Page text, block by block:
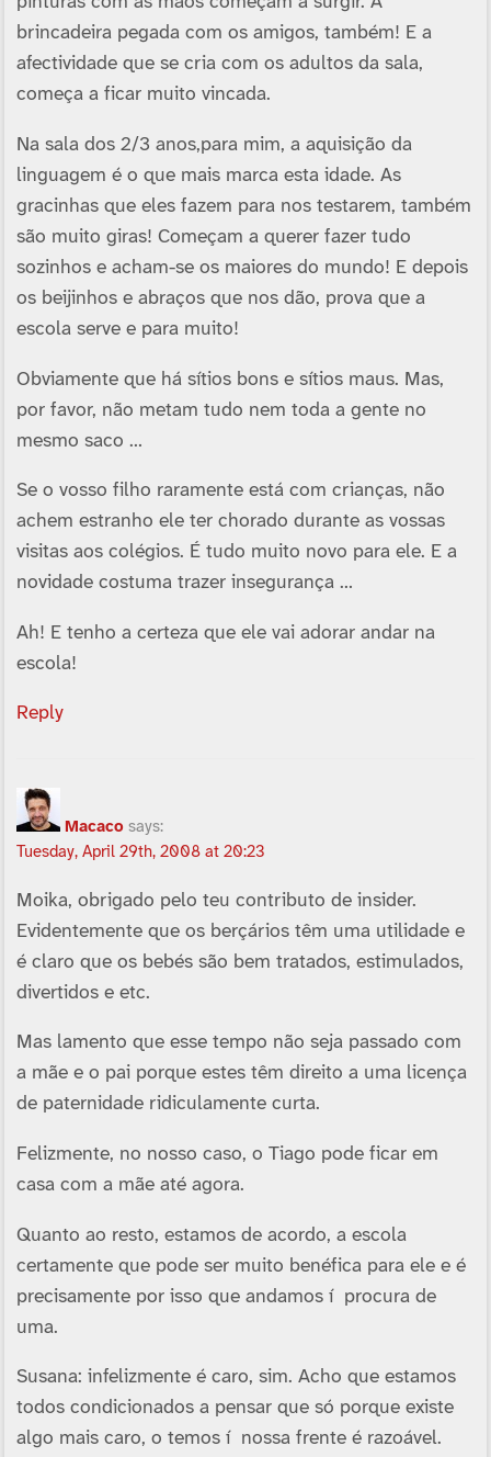
brincadeira pegada com os amigos, também! E a
afectividade que se cria com os adultos da sala,
começa a ficar muito vincada.
Na sala dos 2/3 anos,para mim, a aquisição da
linguagem é o que mais marca esta idade. As
gracinhas que eles fazem para nos testarem, também
são muito giras! Começam a querer fazer tudo
sozinhos e acham-se os maiores do mundo! E depois
os beijinhos e abraços que nos dão, prova que a
escola serve e para muito!
Obviamente que há sí­tios bons e sí­tios maus. Mas,
por favor, não metam tudo nem toda a gente no
mesmo saco …
Se o vosso filho raramente está com crianças, não
achem estranho ele ter chorado durante as vossas
visitas aos colégios. É tudo muito novo para ele. E a
novidade costuma trazer insegurança …
Ah! E tenho a certeza que ele vai adorar andar na
escola!
Reply
Macaco says:
Tuesday, April 29th, 2008 at 20:23
Moika, obrigado pelo teu contributo de insider.
Evidentemente que os berçários têm uma utilidade e
é claro que os bebés são bem tratados, estimulados,
divertidos e etc.
Mas lamento que esse tempo não seja passado com
a mãe e o pai porque estes têm direito a uma licença
de paternidade ridiculamente curta.
Felizmente, no nosso caso, o Tiago pode ficar em
casa com a mãe até agora.
Quanto ao resto, estamos de acordo, a escola
certamente que pode ser muito benéfica para ele e é
precisamente por isso que andamos í procura de
uma.
Susana: infelizmente é caro, sim. Acho que estamos
todos condicionados a pensar que só porque existe
algo mais caro, o temos í nossa frente é razoável.